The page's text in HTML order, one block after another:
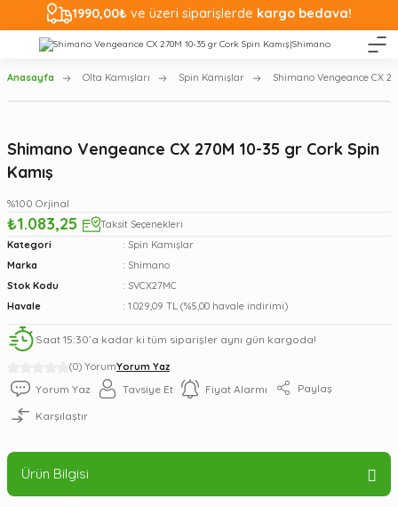
1990,00₺ ve üzeri siparişlerde kargo bedava!
Anasayfa Olta Kamışları Spin Kamışlar Shimano Vengeance CX
(0) YorumYorum Yaz
Shimano Vengeance CX 270M 10-35 gr Cork Spin
Kamış
%100 Orjinal
₺1.083,25
Taksit Seçenekleri
Kategori
Spin Kamışlar
Marka
Shimano
Stok Kodu
SVCX27MC
Havale
1.029,09 TL (%5,00 havale indirimi)
Saat 15:30’a kadar ki tüm siparişler aynı gün kargoda!
Yorum Yaz Tavsiye Et Fiyat Alarmı Paylaş
Karşılaştır
Ürün Bilgisi